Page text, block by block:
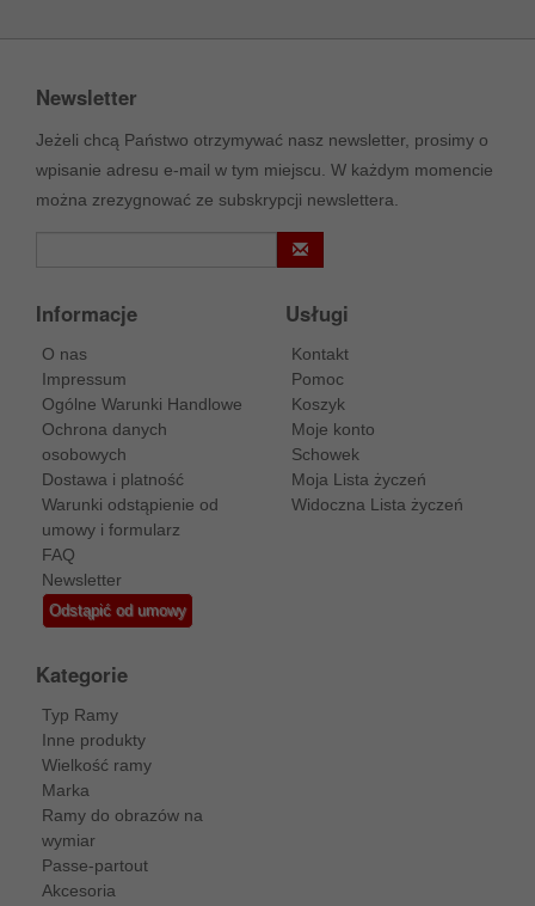
Newsletter
Jeżeli chcą Państwo otrzymywać nasz newsletter, prosimy o
wpisanie adresu e-mail w tym miejscu. W każdym momencie
można zrezygnować ze subskrypcji newslettera.
Informacje
O nas
Impressum
Ogólne Warunki Handlowe
Ochrona danych
osobowych
Dostawa i platność
Warunki odstąpienie od
umowy i formularz
FAQ
Newsletter
Odstąpić od umowy
Usługi
Kontakt
Pomoc
Koszyk
Moje konto
Schowek
Moja Lista życzeń
Widoczna Lista życzeń
Kategorie
Typ Ramy
Inne produkty
Wielkość ramy
Marka
Ramy do obrazów na
wymiar
Passe-partout
Akcesoria